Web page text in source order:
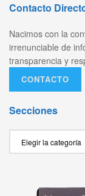
Contacto
Nacimos con la
irrenunciable de
transparencia y
CONTACTO
Secciones